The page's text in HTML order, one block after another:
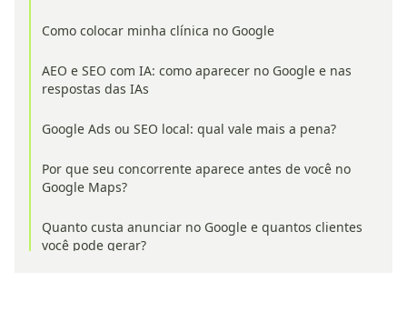
Como colocar minha clínica no Google
AEO e SEO com IA: como aparecer no Google e nas
respostas das IAs
Google Ads ou SEO local: qual vale mais a pena?
Por que seu concorrente aparece antes de você no
Google Maps?
Quanto custa anunciar no Google e quantos clientes
você pode gerar?